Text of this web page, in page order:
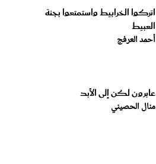
اتركوا الخرابيط واستمتعوا بجنة
العبيط
أحمد العرفج
عابرون لكن إلى الأبد
منال الحصيني